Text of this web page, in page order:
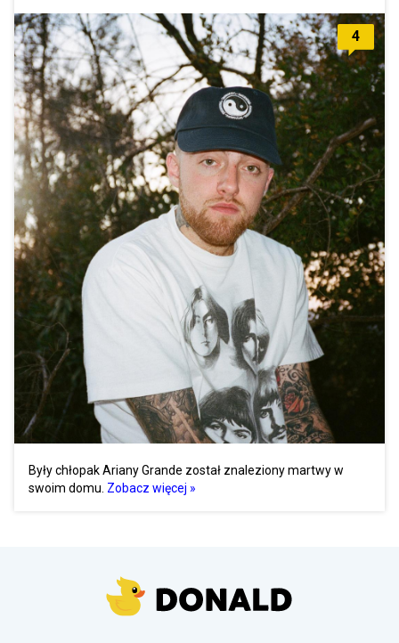
4
Były chłopak Ariany Grande został znaleziony martwy w
swoim domu. Zobacz więcej »